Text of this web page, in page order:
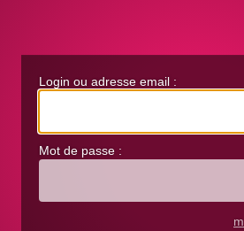
Login ou adresse email :
Mot de passe :